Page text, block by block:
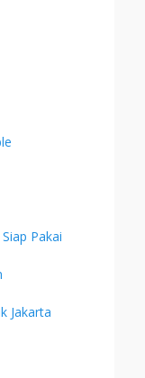
Pakai
Jakarta